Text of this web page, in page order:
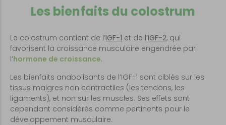
Les bienfaits du colostrum
Le colostrum contient de l’IGF-1 et de l’IGF-2, qui
favorisent la croissance musculaire engendrée par
l’hormone de croissance.
Les bienfaits anabolisants de l’IGF-1 sont ciblés sur les
tissus maigres non contractiles (les tendons, les
ligaments), et non sur les muscles. Ses effets sont
cependant considérés comme pertinents pour le
développement musculaire.